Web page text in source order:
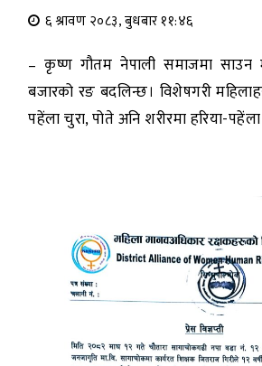
६ श्रावण २०८३, बुधबार ११:४६
– कृष्ण गौतम नेपाली समाजमा साउन
बजारको रङ बदलिन्छ। विशेषगरी
पहेंला चुरा, पोते अनि शरीरमा हरिया-